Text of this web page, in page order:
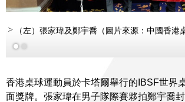
（左）張家瑋及鄭宇喬（圖片來源：中國香港
香港桌球運動員於卡塔爾舉行的IBSF世界
面獎牌。張家瑋在男子隊際賽夥拍鄭宇喬